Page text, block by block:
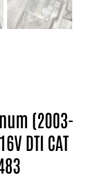
(2003-
DTI CAT